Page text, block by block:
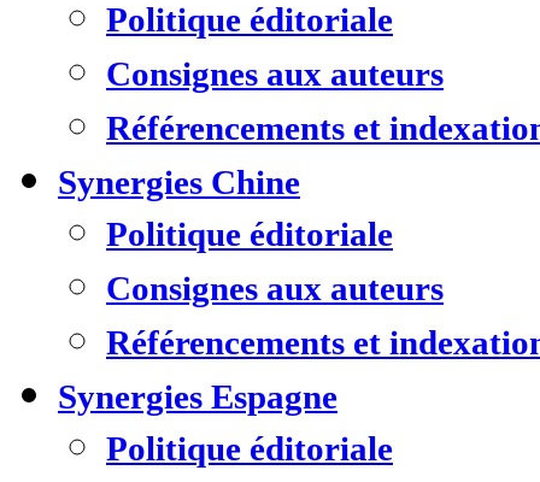
Politique éditoriale
Consignes aux auteurs
Référencements et
Synergies Chine
Politique éditoriale
Consignes aux auteurs
Référencements et
Synergies Espagne
Politique éditoriale